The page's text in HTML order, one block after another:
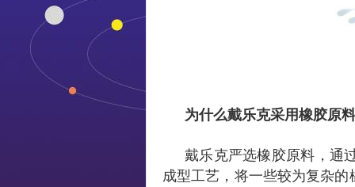
为什么戴乐克采用橡胶原
戴乐克严选橡胶原料，通
成型工艺，将一些较为复杂